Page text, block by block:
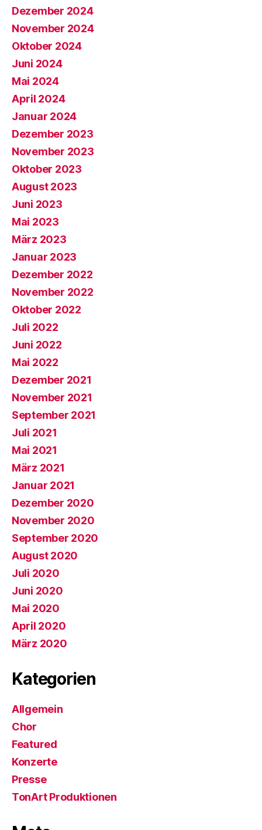
Dezember 2024
November 2024
Oktober 2024
Juni 2024
Mai 2024
April 2024
Januar 2024
Dezember 2023
November 2023
Oktober 2023
August 2023
Juni 2023
Mai 2023
März 2023
Januar 2023
Dezember 2022
November 2022
Oktober 2022
Juli 2022
Juni 2022
Mai 2022
Dezember 2021
November 2021
September 2021
Juli 2021
Mai 2021
März 2021
Januar 2021
Dezember 2020
November 2020
September 2020
August 2020
Juli 2020
Juni 2020
Mai 2020
April 2020
März 2020
Kategorien
Allgemein
Chor
Featured
Konzerte
Presse
TonArt Produktionen